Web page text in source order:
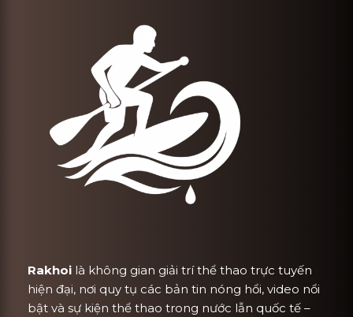
Rakhoi là không gian giải trí thể thao trực tuyến
hiện đại, nơi quy tụ các bản tin nóng hổi, video nổi
bật và sự kiện thể thao trong nước lẫn quốc tế –